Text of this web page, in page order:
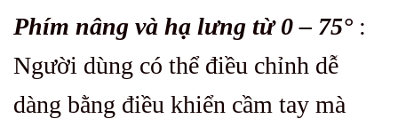
Phím nâng và hạ lưng từ 0 – 75° :
Người dùng có thể điều chỉnh dễ
dàng bằng điều khiển cầm tay mà